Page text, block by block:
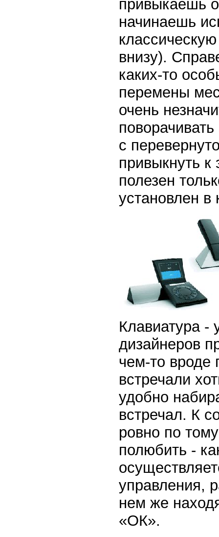
привыкаешь
начинаешь
внизу).
каких-то
перемены
очень
с
привыкнуть к
полезен
установлен в
Клавиатура -
дизайнеров
чем-то вроде
встречали
удобно
встречал. К
ровно по
полюбить -
управления,
нем же
«ОК».